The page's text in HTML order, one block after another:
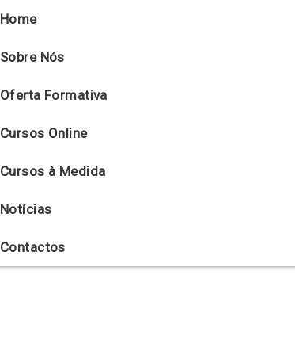
Home
Sobre Nós
Oferta Formativa
Cursos Online
Cursos à Medida
Notícias
Contactos